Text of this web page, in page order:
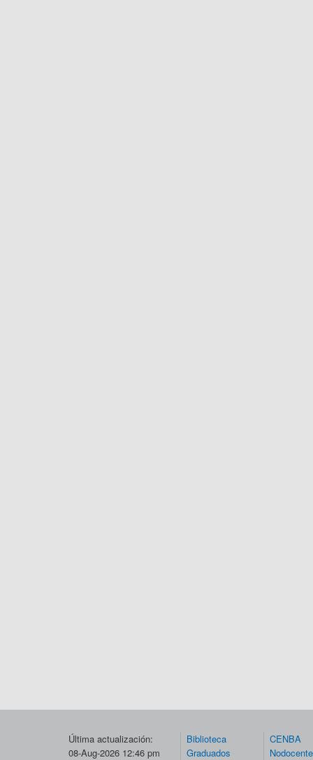
Última actualización:
08-Aug-2026 12:46 pm
Biblioteca
Graduados
CENBA